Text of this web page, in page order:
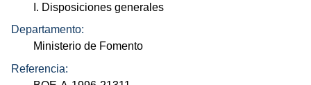
I. Disposiciones generales
Departamento:
Ministerio de Fomento
Referencia: